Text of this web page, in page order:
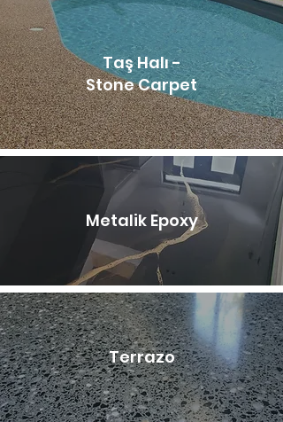
Taş Halı -
Stone Carpet
Metalik Epoxy
Terrazo